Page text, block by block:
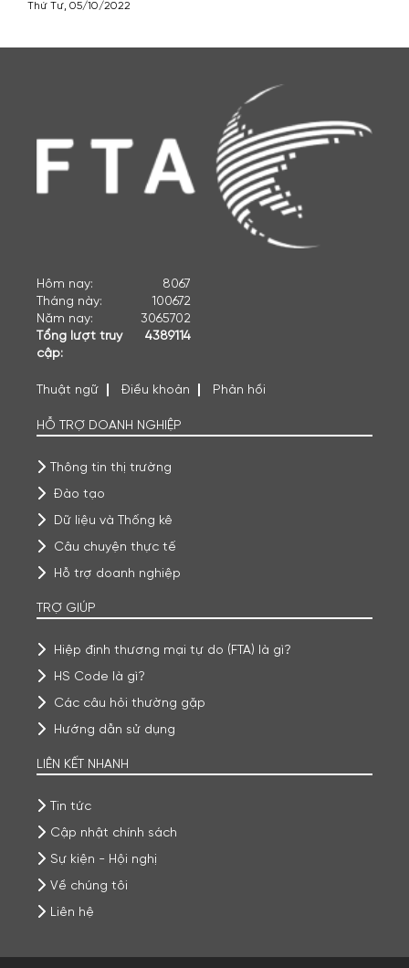
Thứ Tư, 05/10/2022
Hôm nay:
8067
Tháng này:
100672
Năm nay:
3065702
Tổng lượt truy
cập:
4389114
Thuật ngữ Điều khoản Phản hồi
HỖ TRỢ DOANH NGHIỆP
Thông tin thị trường
Đào tạo
Dữ liệu và Thống kê
Câu chuyện thực tế
Hỗ trợ doanh nghiệp
TRỢ GIÚP
Hiệp định thương mại tự do (FTA) là gì?
HS Code là gì?
Các câu hỏi thường gặp
Hướng dẫn sử dụng
LIÊN KẾT NHANH
Tin tức
Cập nhật chính sách
Sự kiện - Hội nghị
Về chúng tôi
Liên hệ